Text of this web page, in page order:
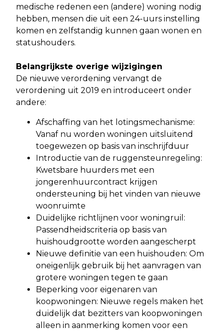
medische redenen een (andere) woning nodig
hebben, mensen die uit een 24-uurs instelling
komen en zelfstandig kunnen gaan wonen en
statushouders.
Belangrijkste overige wijzigingen
De nieuwe verordening vervangt de
verordening uit 2019 en introduceert onder
andere:
Afschaffing van het lotingsmechanisme:
Vanaf nu worden woningen uitsluitend
toegewezen op basis van inschrijfduur
Introductie van de ruggensteunregeling:
Kwetsbare huurders met een
jongerenhuurcontract krijgen
ondersteuning bij het vinden van nieuwe
woonruimte
Duidelijke richtlijnen voor woningruil:
Passendheidscriteria op basis van
huishoudgrootte worden aangescherpt
Nieuwe definitie van een huishouden: Om
oneigenlijk gebruik bij het aanvragen van
grotere woningen tegen te gaan
Beperking voor eigenaren van
koopwoningen: Nieuwe regels maken het
duidelijk dat bezitters van koopwoningen
alleen in aanmerking komen voor een